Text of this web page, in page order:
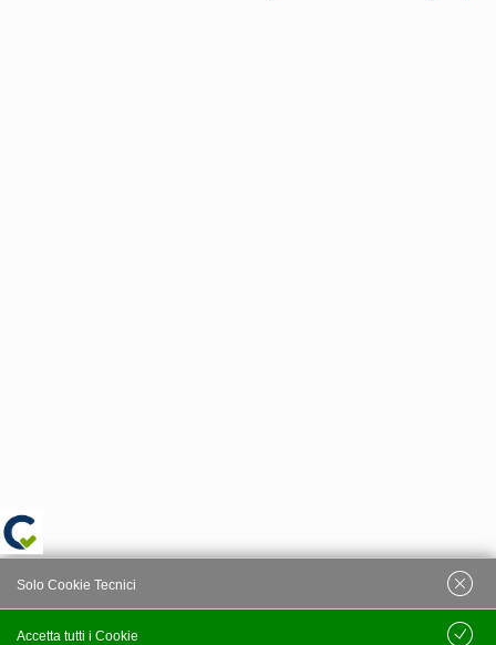
Accetta tutti i Cookie
Solo Cookie Tecnici
Salva